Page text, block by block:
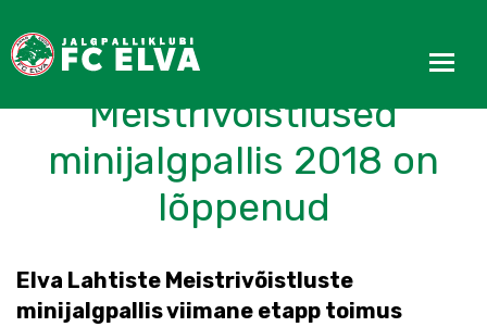
Elva Lahtised
Meistrivõistlused
minijalgpallis 2018 on
lõppenud
Elva Lahtiste Meistrivõistluste
minijalgpallis viimane etapp toimus